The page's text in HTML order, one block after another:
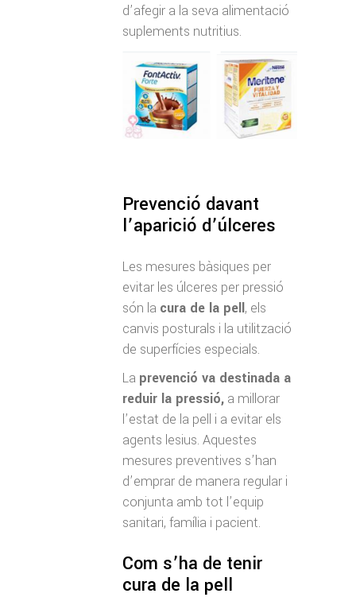
d’afegir a la seva alimentació
suplements nutritius.
Prevenció davant
l’aparició d’úlceres
Les mesures bàsiques per
evitar les úlceres per pressió
són la cura de la pell, els
canvis posturals i la utilització
de superfícies especials.
La prevenció va destinada a
reduir la pressió, a millorar
l’estat de la pell i a evitar els
agents lesius. Aquestes
mesures preventives s’han
d’emprar de manera regular i
conjunta amb tot l’equip
sanitari, família i pacient.
Com s’ha de tenir
cura de la pell